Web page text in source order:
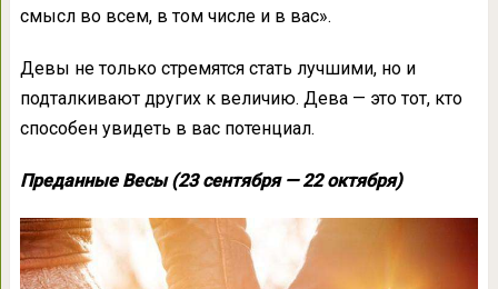
смысл во всем, в том числе и в вас».
Девы не только стремятся стать лучшими, но и
подталкивают других к величию. Дева — это тот, кто
способен увидеть в вас потенциал.
Преданные Весы (23 сентября — 22 октября)